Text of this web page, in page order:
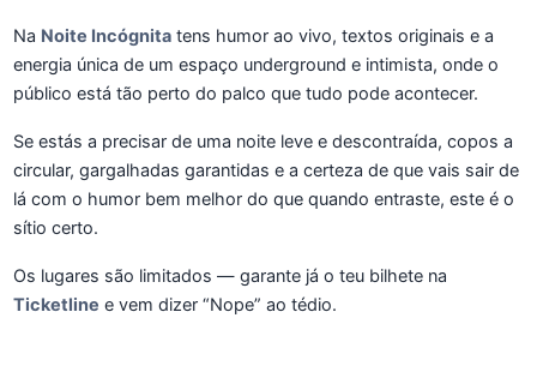
Na Noite Incógnita tens humor ao vivo, textos originais e a
energia única de um espaço underground e intimista, onde o
público está tão perto do palco que tudo pode acontecer.
Se estás a precisar de uma noite leve e descontraída, copos a
circular, gargalhadas garantidas e a certeza de que vais sair de
lá com o humor bem melhor do que quando entraste, este é o
sítio certo.
Os lugares são limitados — garante já o teu bilhete na
Ticketline e vem dizer “Nope” ao tédio.